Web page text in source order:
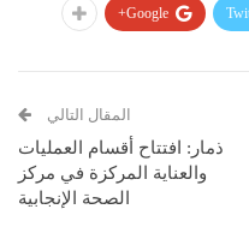
Google+
المقال التالي
ذمار: افتتاح أقسام العمليات
والعناية المركزة في مركز
الصحة الإنجابية